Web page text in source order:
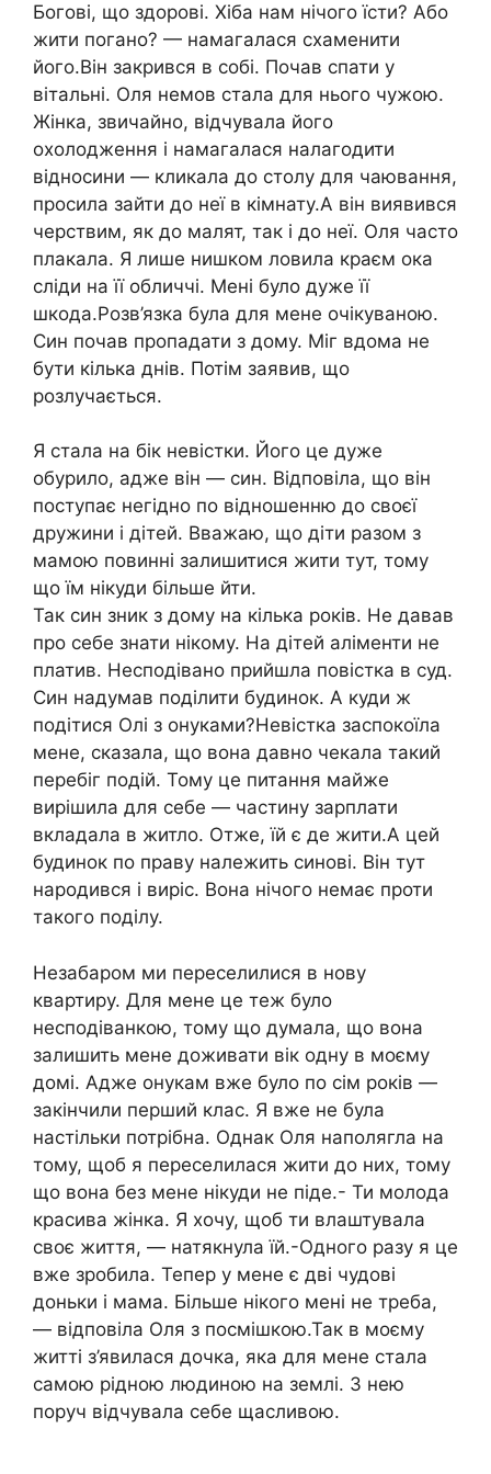
Богові, що здорові. Хіба нам нічого їсти? Або
жити погано? — намагалася схаменити
його.Він закрився в собі. Почав спати у
вітальні. Оля немов стала для нього чужою.
Жінка, звичайно, відчувала його
охолодження і намагалася налагодити
відносини — кликала до столу для чаювання,
просила зайти до неї в кімнату.А він виявився
черствим, як до малят, так і до неї. Оля часто
плакала. Я лише нишком ловила краєм ока
сліди на її обличчі. Мені було дуже її
шкода.Розв’язка була для мене очікуваною.
Син почав пропадати з дому. Міг вдома не
бути кілька днів. Потім заявив, що
розлучається.
Я стала на бік невістки. Його це дуже
обурило, адже він — син. Відповіла, що він
поступає негідно по відношенню до своєї
дружини і дітей. Вважаю, що діти разом з
мамою повинні залишитися жити тут, тому
що їм нікуди більше йти.
Так син зник з дому на кілька років. Не давав
про себе знати нікому. На дітей аліменти не
платив. Несподівано прийшла повістка в суд.
Син надумав поділити будинок. А куди ж
подітися Олі з онуками?Невістка заспокоїла
мене, сказала, що вона давно чекала такий
перебіг подій. Тому це питання майже
вирішила для себе — частину зарплати
вкладала в житло. Отже, їй є де жити.А цей
будинок по праву належить синові. Він тут
народився і виріс. Вона нічого немає проти
такого поділу.
Незабаром ми переселилися в нову
квартиру. Для мене це теж було
несподіванкою, тому що думала, що вона
залишить мене доживати вік одну в моєму
домі. Адже онукам вже було по сім років —
закінчили перший клас. Я вже не була
настільки потрібна. Однак Оля наполягла на
тому, щоб я переселилася жити до них, тому
що вона без мене нікуди не піде.- Ти молода
красива жінка. Я хочу, щоб ти влаштувала
своє життя, — натякнула їй.-Одного разу я це
вже зробила. Тепер у мене є дві чудові
доньки і мама. Більше нікого мені не треба,
— відповіла Оля з посмішкою.Так в моєму
житті з’явилася дочка, яка для мене стала
самою рідною людиною на землі. З нею
поруч відчувала себе щасливою.